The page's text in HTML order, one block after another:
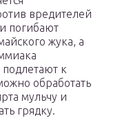
вредителей
погибают
жука, а
к
обработать
мульчу и
грядку.